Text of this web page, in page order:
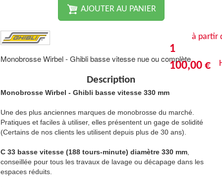
AJOUTER AU PANIER
à partir
1
100,00 €
Monobrosse Wirbel - Ghibli basse vitesse nue ou complète
Description
Monobrosse Wirbel - Ghibli basse vitesse 330 mm
Une des plus anciennes marques de monobrosse du marché.
Pratiques et faciles à utiliser, elles présentent un gage de solidité
(Certains de nos clients les utilisent depuis plus de 30 ans).
C 33 basse vitesse (188 tours-minute) diamètre 330 mm
conseillée pour tous les travaux de lavage ou décapage dans les
espaces réduits.